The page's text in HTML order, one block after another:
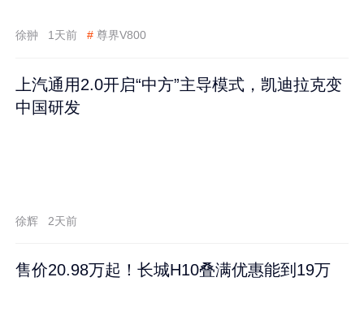
徐翀 1天前 # 尊界V800
上汽通用2.0开启“中方”主导模式，凯迪拉克变
中国研发
徐辉 2天前
售价20.98万起！长城H10叠满优惠能到19万